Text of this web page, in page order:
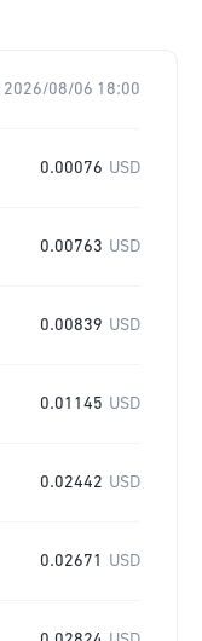
2026/08/06 18:00
0.00076 USD
0.00763 USD
0.00839 USD
0.01145 USD
0.02442 USD
0.02671 USD